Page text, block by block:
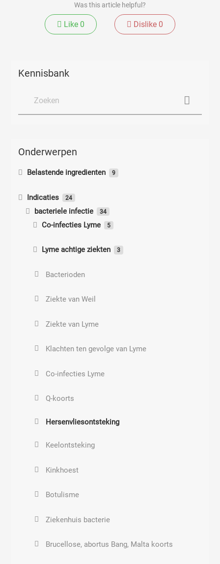
Was this article helpful?
Like 0 Dislike 0
Kennisbank
Onderwerpen
Belastende ingredienten 9
Paraffineverslaving
Indicaties 24
bacteriele infectie 34
Co-infecties Lyme 5
Lyme achtige ziekten 3
Bacterioden
Ziekte van Weil
Ziekte van Lyme
Klachten ten gevolge van Lyme
Co-infecties Lyme
Q-koorts
Hersenvliesontsteking
Keelontsteking
Kinkhoest
Botulisme
Ziekenhuis bacterie
Brucellose, abortus Bang, Malta koorts